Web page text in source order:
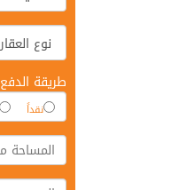
طريقة الدفع
نقداً